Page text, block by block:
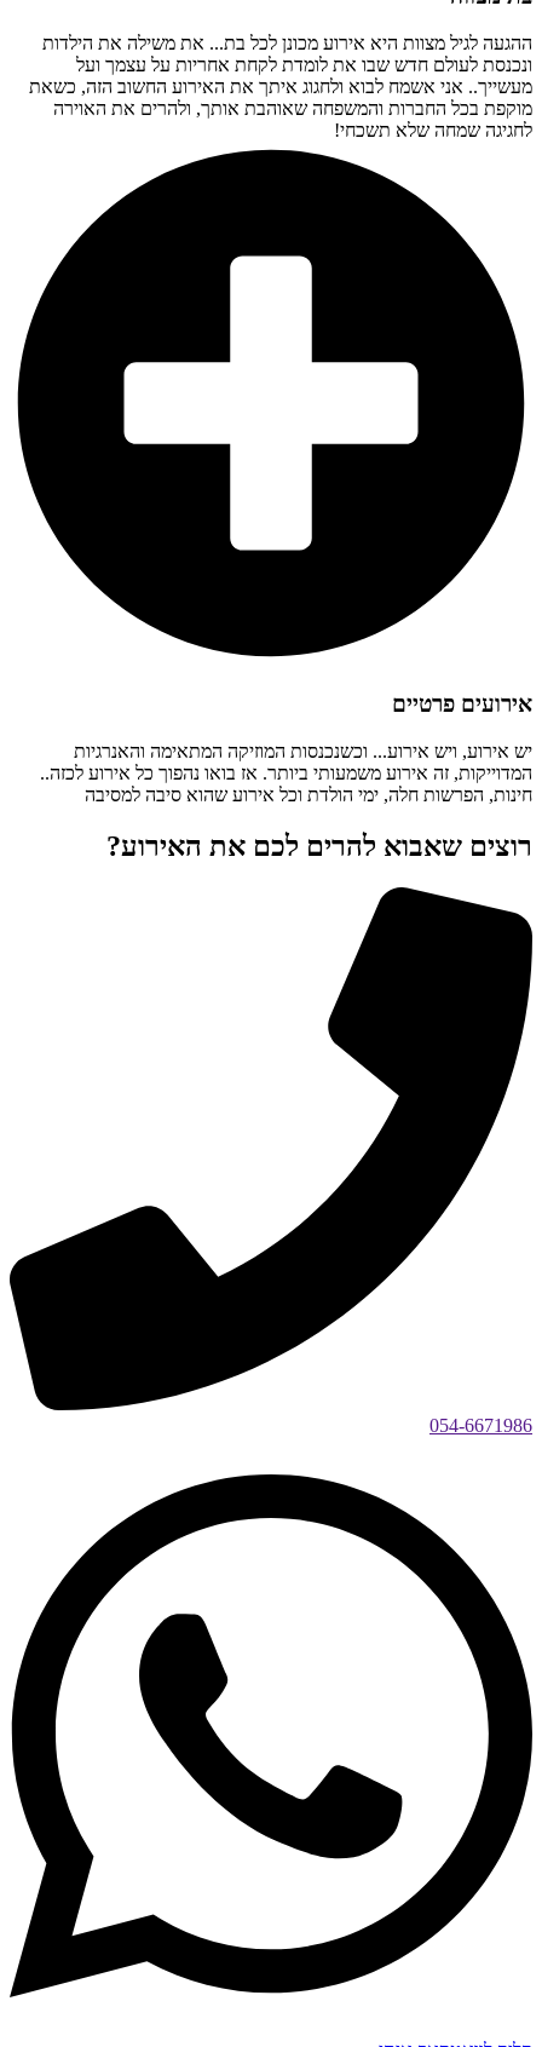
ההגעה לגיל מצוות היא אירוע מכונן לכל בת... את משילה את הילדות
ונכנסת לעולם חדש שבו את לומדת לקחת אחריות על עצמך ועל
מעשייך.. אני אשמח לבוא ולחגוג איתך את האירוע החשוב הזה, כשאת
מוקפת בכל החברות והמשפחה שאוהבת אותך, ולהרים את האוירה
לחגיגה שמחה שלא תשכחי!
אירועים פרטיים
יש אירוע, ויש אירוע... וכשנכנסות המוזיקה המתאימה והאנרגיות
המדוייקות, זה אירוע משמעותי ביותר. אז בואו נהפוך כל אירוע לכזה..
חינות, הפרשות חלה, ימי הולדת וכל אירוע שהוא סיבה למסיבה
רוצים שאבוא להרים לכם את האירוע?
054-6671986